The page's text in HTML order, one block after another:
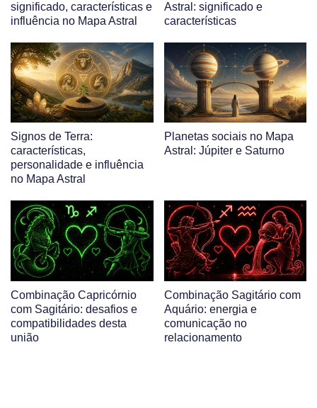
significado, características e
influência no Mapa Astral
Astral: significado e
características
Signos de Terra:
características,
personalidade e influência
no Mapa Astral
Planetas sociais no Mapa
Astral: Júpiter e Saturno
Combinação Capricórnio
com Sagitário: desafios e
compatibilidades desta
união
Combinação Sagitário com
Aquário: energia e
comunicação no
relacionamento